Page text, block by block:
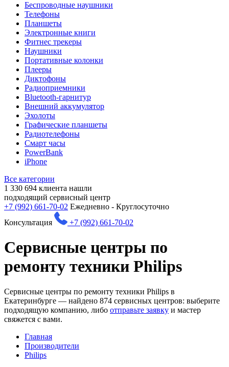
Беспроводные наушники
Телефоны
Планшеты
Электронные книги
Фитнес трекеры
Наушники
Портативные колонки
Плееры
Диктофоны
Радиоприемники
Bluetooth-гарнитур
Внешний аккумулятор
Эхолоты
Графические планшеты
Радиотелефоны
Смарт часы
PowerBank
iPhone
Все категории
1 330 694 клиента нашли
подходящий сервисный центр
+7 (992) 661-70-02 Ежедневно - Круглосуточно
Консультация
+7 (992) 661-70-02
Сервисные центры по
ремонту техники Philips
Сервисные центры по ремонту техники Philips в
Екатеринбурге — найдено 874 сервисных центров: выберите
подходящую компанию, либо отправьте заявку и мастер
свяжется с вами.
Главная
Производители
Philips